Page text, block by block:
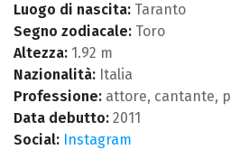
Luogo di nascita: Taranto
Segno zodiacale: Toro
Altezza: 1.92 m
Nazionalità: Italia
Professione: attore, cantante,
Data debutto: 2011
Social: Instagram